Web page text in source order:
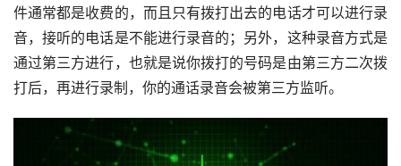
件通常都是收费的，而且只有拨打出去的电话才可以进行录
音，接听的电话是不能进行录音的；另外，这种录音方式是
通过第三方进行，也就是说你拨打的号码是由第三方二次拨
打后，再进行录制，你的通话录音会被第三方监听。